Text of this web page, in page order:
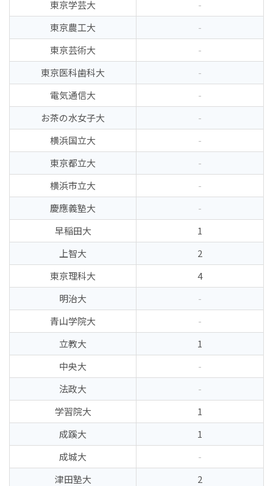
東京学芸大
-
東京農工大
-
東京芸術大
-
東京医科歯科大
-
電気通信大
-
お茶の水女子大
-
横浜国立大
-
東京都立大
-
横浜市立大
-
慶應義塾大
-
早稲田大
1
上智大
2
東京理科大
4
明治大
-
青山学院大
-
立教大
1
中央大
-
法政大
-
学習院大
1
成蹊大
1
成城大
-
津田塾大
2